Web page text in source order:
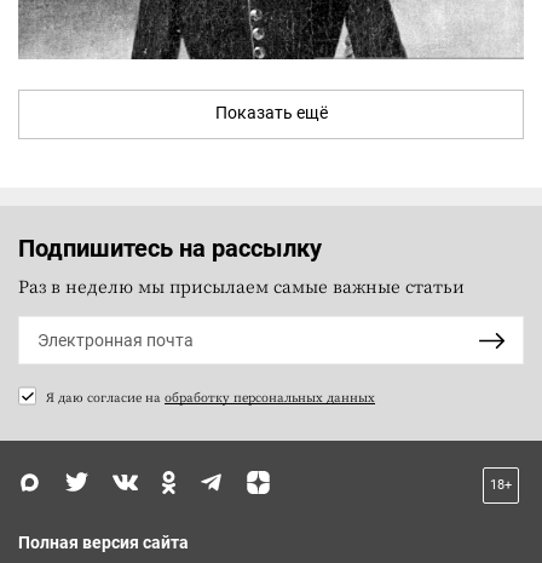
Показать ещё
Подпишитесь на рассылку
Раз в неделю мы присылаем самые важные статьи
Я даю согласие на обработку персональных данных
18+
Полная версия сайта